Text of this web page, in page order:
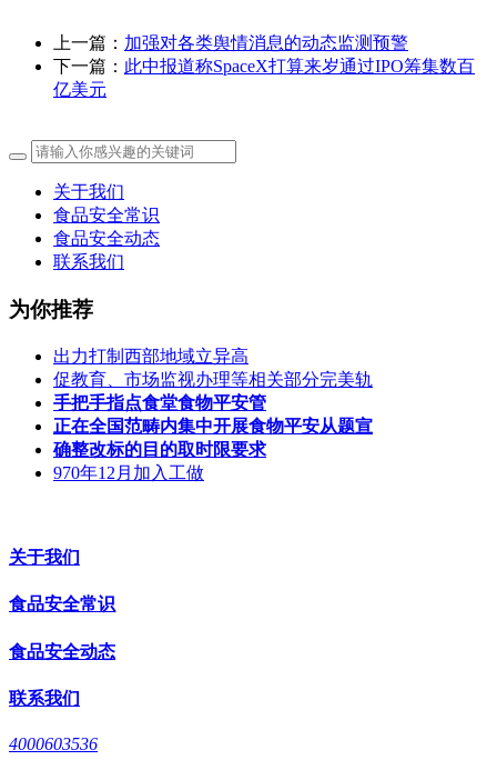
上一篇： 加强对各类舆情消息的动态监测预警
下一篇： 此中报道称SpaceX打算来岁通过IPO筹集数百
亿美元
关于我们
食品安全常识
食品安全动态
联系我们
为你推荐
出力打制西部地域立异高
促教育、市场监视办理等相关部分完美轨
手把手指点食堂食物平安管
正在全国范畴内集中开展食物平安从题宣
确整改标的目的取时限要求
970年12月加入工做
关于我们
食品安全常识
食品安全动态
联系我们
4000603536